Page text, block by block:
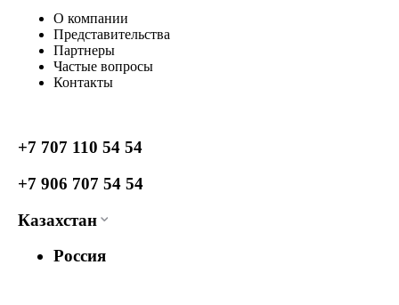
О компании
Представительства
Партнеры
Частые вопросы
Контакты
+7 707 110 54 54
+7 906 707 54 54
Казахстан
Россия